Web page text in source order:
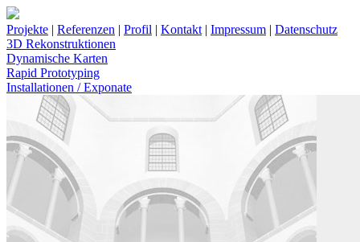
Projekte | Referenzen | Profil | Kontakt | Impressum | Datenschutz
3D Rekonstruktionen
Dynamische Karten
Rapid Prototyping
Installationen / Exponate